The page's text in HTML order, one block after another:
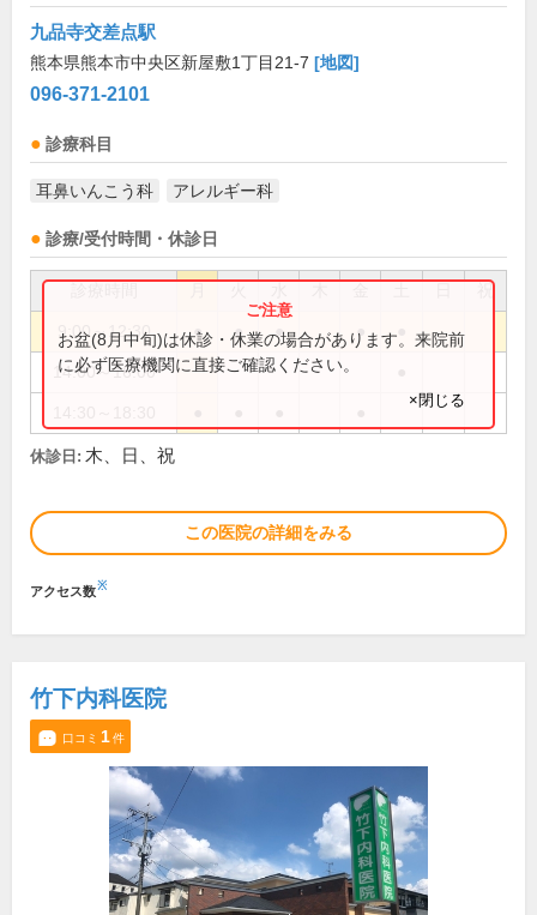
九品寺交差点駅
熊本県熊本市中央区新屋敷1丁目21-7 [地図]
096-371-2101
診療科目
耳鼻いんこう科 アレルギー科
診療/受付時間・休診日
祝
9:00～12:30 ● ● ● ●
14:00～16:00
お盆(8月中旬)は休診・休業の場合があります。来院前
に必ず医療機関に直接ご確認ください。
×閉じる
休診日: 木、日、祝
この医院の詳細をみる
アクセス数※
竹下内科医院
口コミ 1件